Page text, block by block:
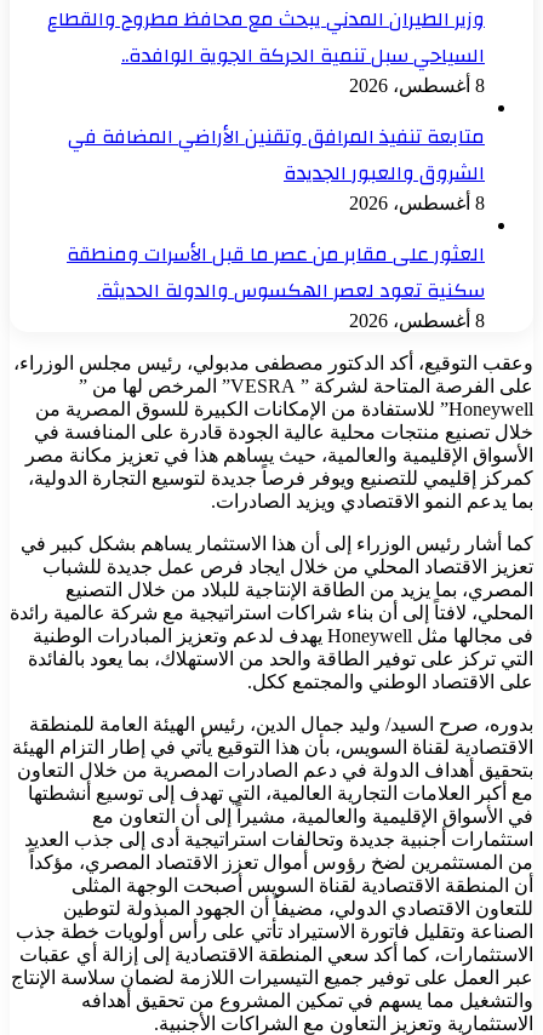
وزير الطيران المدني يبحث مع محافظ مطروح والقطاع
السياحي سبل تنمية الحركة الجوية الوافدة..
8 أغسطس، 2026
متابعة تنفيذ المرافق وتقنين الأراضي المضافة في
الشروق والعبور الجديدة
8 أغسطس، 2026
العثور على مقابر من عصر ما قبل الأسرات ومنطقة
سكنية تعود لعصر الهكسوس والدولة الحديثة.
8 أغسطس، 2026
وعقب التوقيع، أكد الدكتور مصطفى مدبولي، رئيس مجلس الوزراء،
على الفرصة المتاحة لشركة ” VESRA” المرخص لها من ”
Honeywell” للاستفادة من الإمكانات الكبيرة للسوق المصرية من
خلال تصنيع منتجات محلية عالية الجودة قادرة على المنافسة في
الأسواق الإقليمية والعالمية، حيث يساهم هذا في تعزيز مكانة مصر
كمركز إقليمي للتصنيع ويوفر فرصاً جديدة لتوسيع التجارة الدولية،
بما يدعم النمو الاقتصادي ويزيد الصادرات.
كما أشار رئيس الوزراء إلى أن هذا الاستثمار يساهم بشكل كبير في
تعزيز الاقتصاد المحلي من خلال ايجاد فرص عمل جديدة للشباب
المصري، بما يزيد من الطاقة الإنتاجية للبلاد من خلال التصنيع
المحلي، لافتاً إلى أن بناء شراكات استراتيجية مع شركة عالمية رائدة
فى مجالها مثل Honeywell يهدف لدعم وتعزيز المبادرات الوطنية
التي تركز على توفير الطاقة والحد من الاستهلاك، بما يعود بالفائدة
على الاقتصاد الوطني والمجتمع ككل.
بدوره، صرح السيد/ وليد جمال الدين، رئيس الهيئة العامة للمنطقة
الاقتصادية لقناة السويس، بأن هذا التوقيع يأتي في إطار التزام الهيئة
بتحقيق أهداف الدولة في دعم الصادرات المصرية من خلال التعاون
مع أكبر العلامات التجارية العالمية، التي تهدف إلى توسيع أنشطتها
في الأسواق الإقليمية والعالمية، مشيراً إلى أن التعاون مع
استثمارات أجنبية جديدة وتحالفات استراتيجية أدى إلى جذب العديد
من المستثمرين لضخ رؤوس أموال تعزز الاقتصاد المصري، مؤكداً
أن المنطقة الاقتصادية لقناة السويس أصبحت الوجهة المثلى
للتعاون الاقتصادي الدولي، مضيفاً أن الجهود المبذولة لتوطين
الصناعة وتقليل فاتورة الاستيراد تأتي على رأس أولويات خطة جذب
الاستثمارات، كما أكد سعي المنطقة الاقتصادية إلى إزالة أي عقبات
عبر العمل على توفير جميع التيسيرات اللازمة لضمان سلاسة الإنتاج
والتشغيل مما يسهم في تمكين المشروع من تحقيق أهدافه
الاستثمارية وتعزيز التعاون مع الشراكات الأجنبية.